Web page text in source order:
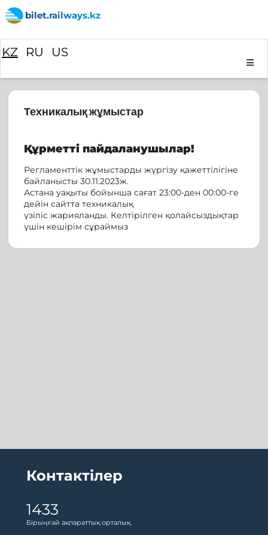
bilet.railways.kz
KZ RU US
Техникалық жұмыстар
Құрметті пайдаланушылар!
Регламенттік жұмыстарды жүргізу қажеттілігіне
байланысты 30.11.2023ж.
Астана уақыты бойынша сағат 23:00-ден 00:00-ге
дейін сайтта техникалық
үзіліс жарияланды. Келтірілген қолайсыздықтар
үшін кешірім сұраймыз
Контактілер
1433
Бірыңғай ақпараттық орталық